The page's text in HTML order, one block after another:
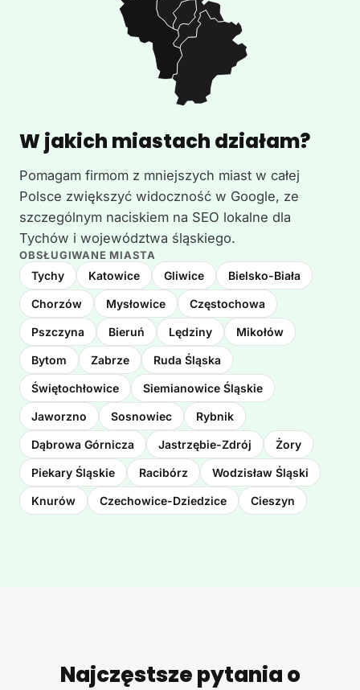
W jakich miastach działam?
Pomagam firmom z mniejszych miast w całej
Polsce zwiększyć widoczność w Google, ze
szczególnym naciskiem na SEO lokalne dla
Tychów i województwa śląskiego.
OBSŁUGIWANE MIASTA
Tychy Katowice Gliwice Bielsko-Biała
Chorzów Mysłowice Częstochowa
Pszczyna Bieruń Lędziny Mikołów
Bytom Zabrze Ruda Śląska
Świętochłowice Siemianowice Śląskie
Jaworzno Sosnowiec Rybnik
Dąbrowa Górnicza Jastrzębie-Zdrój Żory
Piekary Śląskie Racibórz Wodzisław Śląski
Knurów Czechowice-Dziedzice Cieszyn
Najczęstsze pytania o